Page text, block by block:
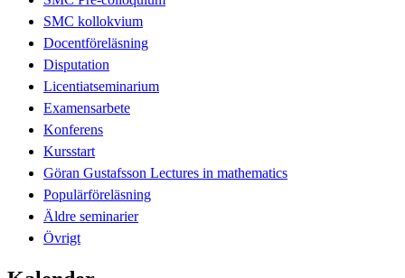
SMC kollokvium
Docentföreläsning
Disputation
Licentiatseminarium
Examensarbete
Konferens
Kursstart
Göran Gustafsson Lectures in mathematics
Populärföreläsning
Äldre seminarier
Övrigt